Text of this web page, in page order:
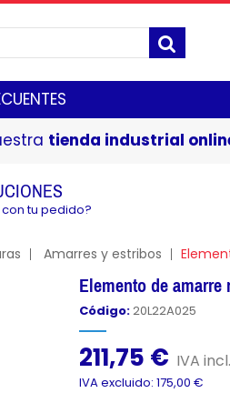
tienda industrial
tu pedido?
Amarres y estribos
Elemento de
Código:20L22A025
211,75 € IVA incl.
IVA excluido: 175,00 €